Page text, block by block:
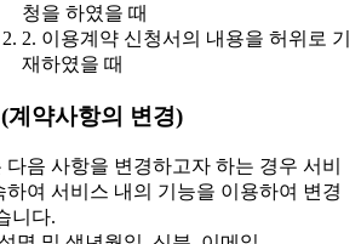
청을 하였을 때
2. 이용계약 신청서의 내용을 허위로 기
재하였을 때
계약사항의 변경)
다음 사항을 변경하고자 하는 경우 서비
하여 서비스 내의 기능을 이용하여 변경
니다.